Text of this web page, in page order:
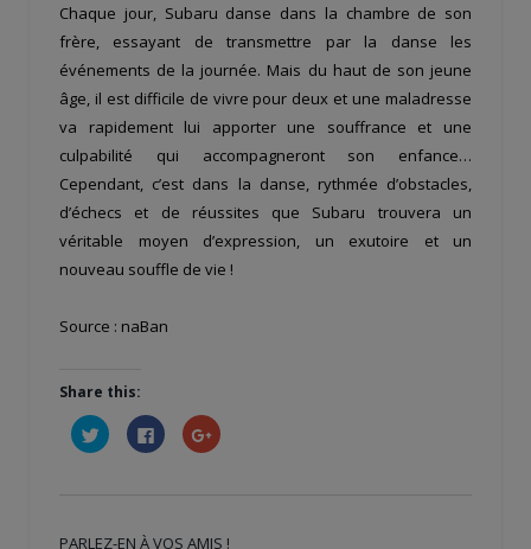
Chaque jour, Subaru danse dans la chambre de son
frère, essayant de transmettre par la danse les
événements de la journée. Mais du haut de son jeune
âge, il est difficile de vivre pour deux et une maladresse
va rapidement lui apporter une souffrance et une
culpabilité qui accompagneront son enfance…
Cependant, c’est dans la danse, rythmée d’obstacles,
d’échecs et de réussites que Subaru trouvera un
véritable moyen d’expression, un exutoire et un
nouveau souffle de vie !
Source : naBan
Share this:
Cliquez
pour
partager
fenêtre)
Cliquez
pour
partager
fenêtre)
Cliquez
pour
nouvelle
PARLEZ-EN À VOS AMIS !